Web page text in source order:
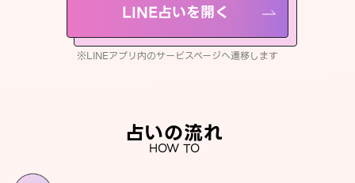
LINE占いを開く
※LINEアプリ内のサービスページへ遷移します
占いの流れ
HOW TO